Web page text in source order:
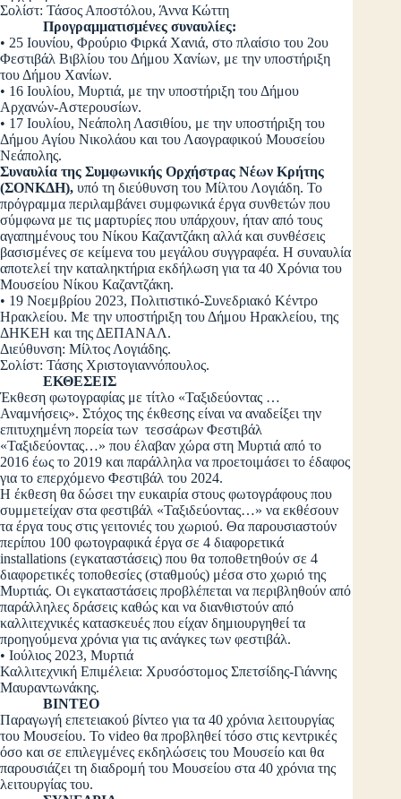
Σολίστ: Τάσος Αποστόλου, Άννα Κώττη
Προγραμματισμένες συναυλίες:
• 25 Ιουνίου, Φρούριο Φιρκά Χανιά, στο πλαίσιο του 2ου
Φεστιβάλ Βιβλίου του Δήμου Χανίων, με την υποστήριξη
του Δήμου Χανίων.
• 16 Ιουλίου, Μυρτιά, με την υποστήριξη του Δήμου
Αρχανών-Αστερουσίων.
• 17 Ιουλίου, Νεάπολη Λασιθίου, με την υποστήριξη του
Δήμου Αγίου Νικολάου και του Λαογραφικού Μουσείου
Νεάπολης.
Συναυλία της Συμφωνικής Ορχήστρας Νέων Κρήτης
(ΣΟΝΚΔΗ), υπό τη διεύθυνση του Μίλτου Λογιάδη. Το
πρόγραμμα περιλαμβάνει συμφωνικά έργα συνθετών που
σύμφωνα με τις μαρτυρίες που υπάρχουν, ήταν από τους
αγαπημένους του Νίκου Καζαντζάκη αλλά και συνθέσεις
βασισμένες σε κείμενα του μεγάλου συγγραφέα. Η συναυλία
αποτελεί την καταληκτήρια εκδήλωση για τα 40 Χρόνια του
Μουσείου Νίκου Καζαντζάκη.
• 19 Νοεμβρίου 2023, Πολιτιστικό-Συνεδριακό Κέντρο
Ηρακλείου. Με την υποστήριξη του Δήμου Ηρακλείου, της
ΔΗΚΕΗ και της ΔΕΠΑΝΑΛ.
Διεύθυνση: Μίλτος Λογιάδης.
Σολίστ: Τάσης Χριστογιαννόπουλος.
ΕΚΘΕΣΕΙΣ
Έκθεση φωτογραφίας με τίτλο «Ταξιδεύοντας …
Αναμνήσεις». Στόχος της έκθεσης είναι να αναδείξει την
επιτυχημένη πορεία των τεσσάρων Φεστιβάλ
«Ταξιδεύοντας…» που έλαβαν χώρα στη Μυρτιά από το
2016 έως το 2019 και παράλληλα να προετοιμάσει το έδαφος
για το επερχόμενο Φεστιβάλ του 2024.
Η έκθεση θα δώσει την ευκαιρία στους φωτογράφους που
συμμετείχαν στα φεστιβάλ «Ταξιδεύοντας…» να εκθέσουν
τα έργα τους στις γειτονιές του χωριού. Θα παρουσιαστούν
περίπου 100 φωτογραφικά έργα σε 4 διαφορετικά
installations (εγκαταστάσεις) που θα τοποθετηθούν σε 4
διαφορετικές τοποθεσίες (σταθμούς) μέσα στο χωριό της
Μυρτιάς. Οι εγκαταστάσεις προβλέπεται να περιβληθούν από
παράλληλες δράσεις καθώς και να διανθιστούν από
καλλιτεχνικές κατασκευές που είχαν δημιουργηθεί τα
προηγούμενα χρόνια για τις ανάγκες των φεστιβάλ.
• Ιούλιος 2023, Μυρτιά
Καλλιτεχνική Επιμέλεια: Χρυσόστομος Σπετσίδης-Γιάννης
Μαυραντωνάκης.
ΒΙΝΤΕΟ
Παραγωγή επετειακού βίντεο για τα 40 χρόνια λειτουργίας
του Μουσείου. Το video θα προβληθεί τόσο στις κεντρικές
όσο και σε επιλεγμένες εκδηλώσεις του Μουσείο και θα
παρουσιάζει τη διαδρομή του Μουσείου στα 40 χρόνια της
λειτουργίας του.